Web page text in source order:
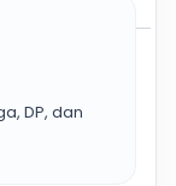
DP, dan